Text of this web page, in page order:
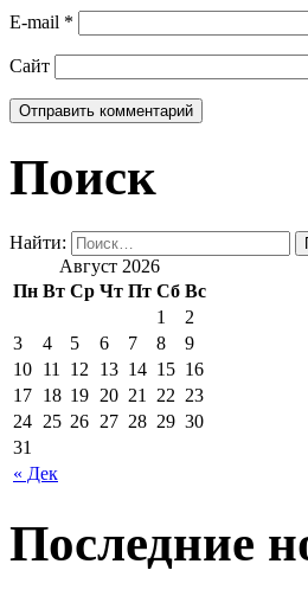
E-mail *
Сайт
Поиск
Найти:
Август 2026
Пн Вт Ср Чт Пт Сб Вс
« Дек
1
2
3
4 5 6 7 8
9
10 11 12 13 14 15 16
17 18 19 20 21 22 23
24 25 26 27 28 29 30
31
Последние